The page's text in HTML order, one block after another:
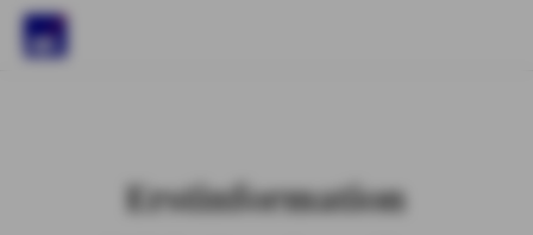
Erstinformation